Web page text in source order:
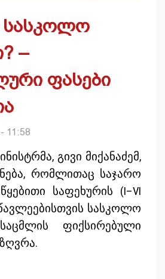
სასკოლო
–
ფასები
11:58
გივი მიქანაძემ,
რომლითაც საჯარო
საფეხურის (I–VI
სასკოლო
ფიქსირებული